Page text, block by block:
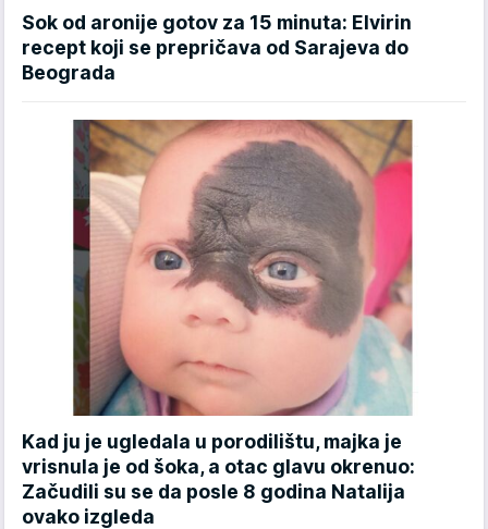
Sok od aronije gotov za 15 minuta: Elvirin
recept koji se prepričava od Sarajeva do
Beograda
Kad ju je ugledala u porodilištu, majka je
vrisnula je od šoka, a otac glavu okrenuo:
Začudili su se da posle 8 godina Natalija
ovako izgleda